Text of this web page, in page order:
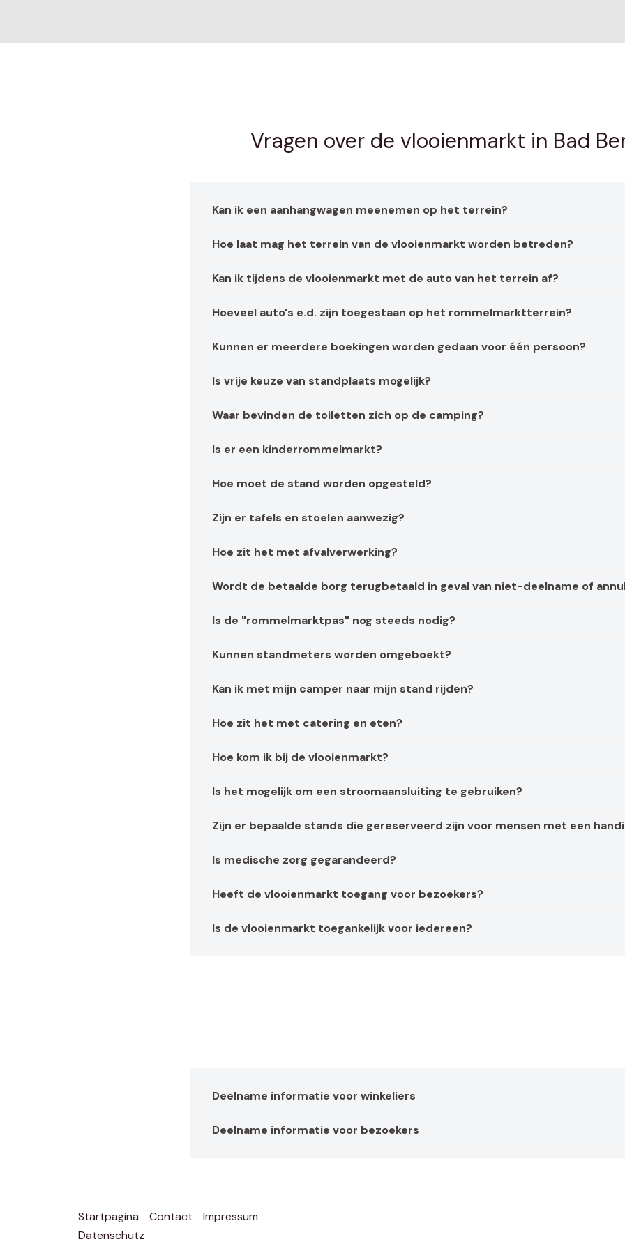
Vragen over de vlooienmarkt in Bad
Kan ik een aanhangwagen meenemen op het terrein?
Hoe laat mag het terrein van de vlooienmarkt worden betreden?
Kan ik tijdens de vlooienmarkt met de auto van het terrein af?
Hoeveel auto's e.d. zijn toegestaan op het rommelmarktterrein?
Kunnen er meerdere boekingen worden gedaan voor één persoon?
Is vrije keuze van standplaats mogelijk?
Waar bevinden de toiletten zich op de camping?
Is er een kinderrommelmarkt?
Hoe moet de stand worden opgesteld?
Zijn er tafels en stoelen aanwezig?
Hoe zit het met afvalverwerking?
Wordt de betaalde borg terugbetaald in geval van niet-deelname of
Is de "rommelmarktpas" nog steeds nodig?
Kunnen standmeters worden omgeboekt?
Kan ik met mijn camper naar mijn stand rijden?
Hoe zit het met catering en eten?
Hoe kom ik bij de vlooienmarkt?
Is het mogelijk om een stroomaansluiting te gebruiken?
Zijn er bepaalde stands die gereserveerd zijn voor mensen met een
Is medische zorg gegarandeerd?
Heeft de vlooienmarkt toegang voor bezoekers?
Is de vlooienmarkt toegankelijk voor iedereen?
Deelname informatie voor winkeliers
Deelname informatie voor bezoekers
Startpagina Contact
Impressum
Datenschutz